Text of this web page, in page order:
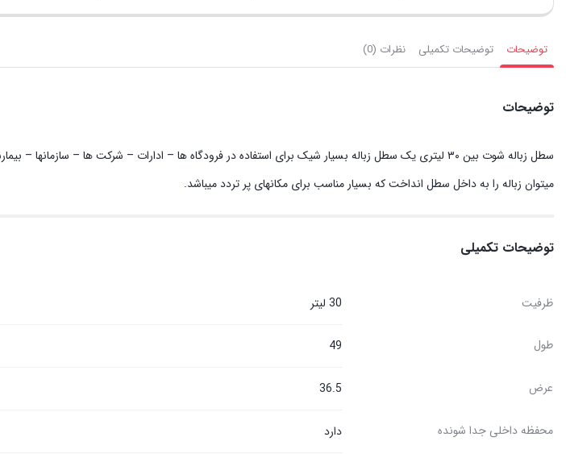
توضیحات توضیحات تکمیلی نظرات (0)
توضیحات
سطل زباله شوت بین ۳۰ لیتری یک سطل زباله بسیار شیک برای استفاده در فرودگاه ها – ادارات – شرکت ها –
میتوان زباله را به داخل سطل انداخت که بسیار مناسب برای مکانهای پر تردد میباشد.
توضیحات تکمیلی
ظرفيت 30 ليتر
طول 49
عرض 36.5
محفظه داخلی جدا شونده دارد